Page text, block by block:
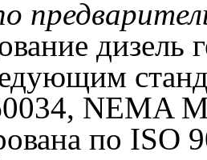
дизель
NEMA
по ISO